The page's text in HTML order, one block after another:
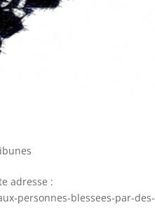
adresse :
personnes-blessees-par-des-